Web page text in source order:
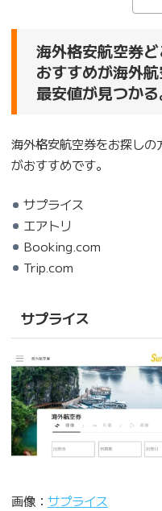
海外格安航空券
おすすめが海外
最安値が見つか
海外格安航空券をお探し
がおすすめです。
サプライス
エアトリ
Booking.com
Trip.com
サプライス
画像： サプライス